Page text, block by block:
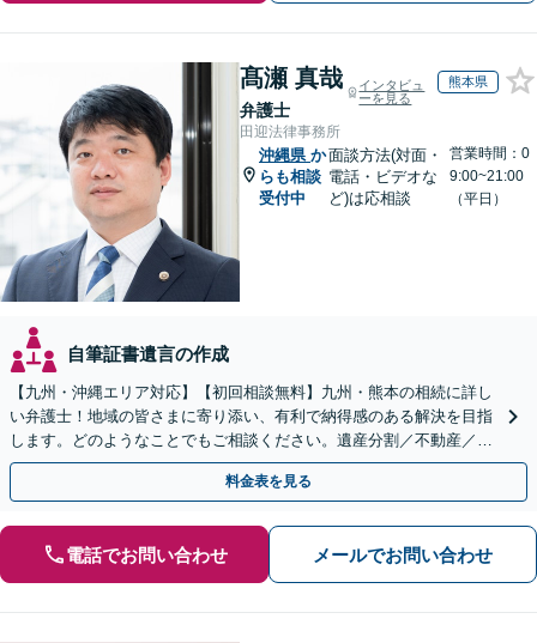
髙瀬 真哉
弁護士
インタビュ
ーを見る
熊本県
田迎法律事務所
沖縄県 か
らも相談
受付中
面談方法(対面・
電話・ビデオな
ど)は応相談
営業時間：0
9:00~21:00
（平日）
自筆証書遺言の作成
【九州・沖縄エリア対応】【初回相談無料】九州・熊本の相続に詳し
い弁護士！地域の皆さまに寄り添い、有利で納得感のある解決を目指
します。どのようなことでもご相談ください。遺産分割／不動産／遺
言書／使い込み／寄与分／遺留分／相続放棄【完全個室】
料金表を見る
電話でお問い合わせ メールでお問い合わせ